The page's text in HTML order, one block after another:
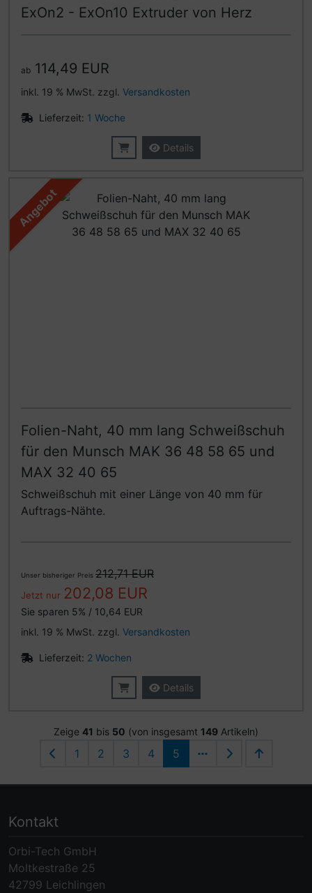
ExOn2 - ExOn10 Extruder von Herz
ab 114,49 EUR
inkl. 19 % MwSt. zzgl. Versandkosten
Lieferzeit: 1 Woche
Details
Angebot
Folien-Naht, 40 mm lang Schweißschuh
für den Munsch MAK 36 48 58 65 und
MAX 32 40 65
Schweißschuh mit einer Länge von 40 mm für
Auftrags-Nähte.
Unser bisheriger Preis 212,71 EUR
Jetzt nur 202,08 EUR
Sie sparen 5% / 10,64 EUR
inkl. 19 % MwSt. zzgl. Versandkosten
Lieferzeit: 2 Wochen
Details
Zeige 41 bis 50 (von insgesamt 149 Artikeln)
1 2 3 4 5
Kontakt
Orbi-Tech GmbH
Moltkestraße 25
42799 Leichlingen